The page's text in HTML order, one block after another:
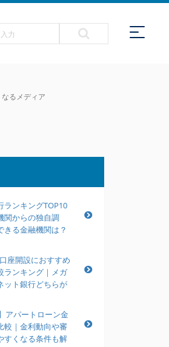
るメディア
ランキングTOP10
関からの独自調
きる金融機関は？
座開設におすすめ
ランキング｜メガ
ット銀行どちらが
アパートローン金
較｜金利動向や審
すくなる条件も解